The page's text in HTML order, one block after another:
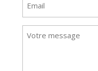
mail
Message